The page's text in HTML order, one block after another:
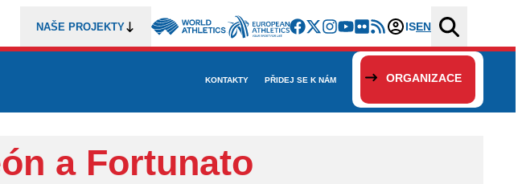
NAŠE PROJEKTY ISEN
KONTAKTY PŘIDEJ SE K NÁM ORGANIZACE
a Fortunato